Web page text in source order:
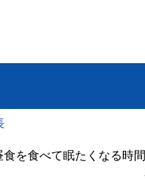
を食べて眠たくなる時
界史 2年